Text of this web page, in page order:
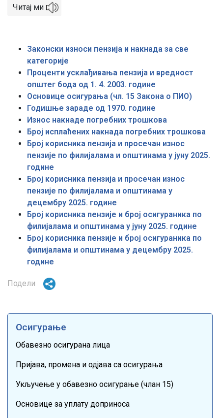
Читај ми
Законски износи пензија и накнада за све
категорије
Проценти усклађивања пензија и вредност
општег бода од 1. 4. 2003. године
Основице осигурања (чл. 15 Закона о ПИО)
Годишње зараде од 1970. године
Износ накнаде погребних трошкова
Број исплаћених накнада погребних трошкова
Број корисника пензија и просечан износ
пензије по филијалама и општинама у јуну 2025.
године
Број корисника пензија и просечан износ
пензије по филијалама и општинама у
децембру 2025. године
Број корисника пензије и број осигураника по
филијалама и општинама у јуну 2025. године
Број корисника пензије и број осигураника по
филијалама и општинама у децембру 2025.
године
Подели
Осигурање
Обавезно осигурана лица
Пријава, промена и одјава са осигурања
Укључење у обавезно осигурање (члан 15)
Основице за уплату доприноса